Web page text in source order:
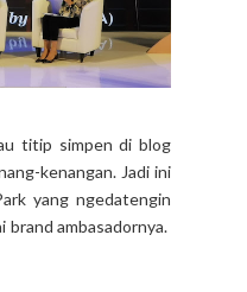
titip simpen di blog
kenangan. Jadi ini
yang ngedatengin
brand ambasadornya.